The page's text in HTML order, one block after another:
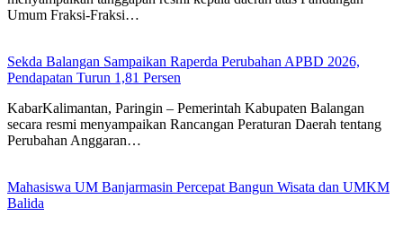
Umum Fraksi-Fraksi…
Sekda Balangan Sampaikan Raperda Perubahan APBD 2026,
Pendapatan Turun 1,81 Persen
KabarKalimantan, Paringin – Pemerintah Kabupaten Balangan
secara resmi menyampaikan Rancangan Peraturan Daerah tentang
Perubahan Anggaran…
Mahasiswa UM Banjarmasin Percepat Bangun Wisata dan UMKM
Balida